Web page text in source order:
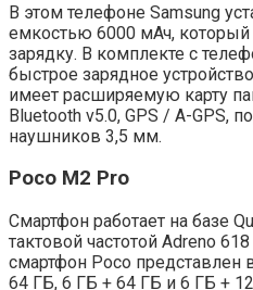
В этом телефоне Samsung
емкостью 6000 мАч,
зарядку. В комплекте с
быстрое зарядное
имеет расширяемую карту
Bluetooth v5.0, GPS / A-GPS,
наушников 3,5 мм.
Poco M2 Pro
Смартфон работает на базе
тактовой частотой Adreno
смартфон Poco представлен
64 ГБ, 6 ГБ + 64 ГБ и 6 ГБ +